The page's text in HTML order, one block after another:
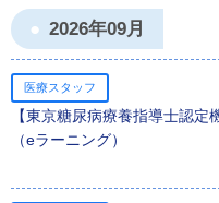
2026年09月
医療スタッフ
【東京糖尿病療養指導士認
（eラーニング）